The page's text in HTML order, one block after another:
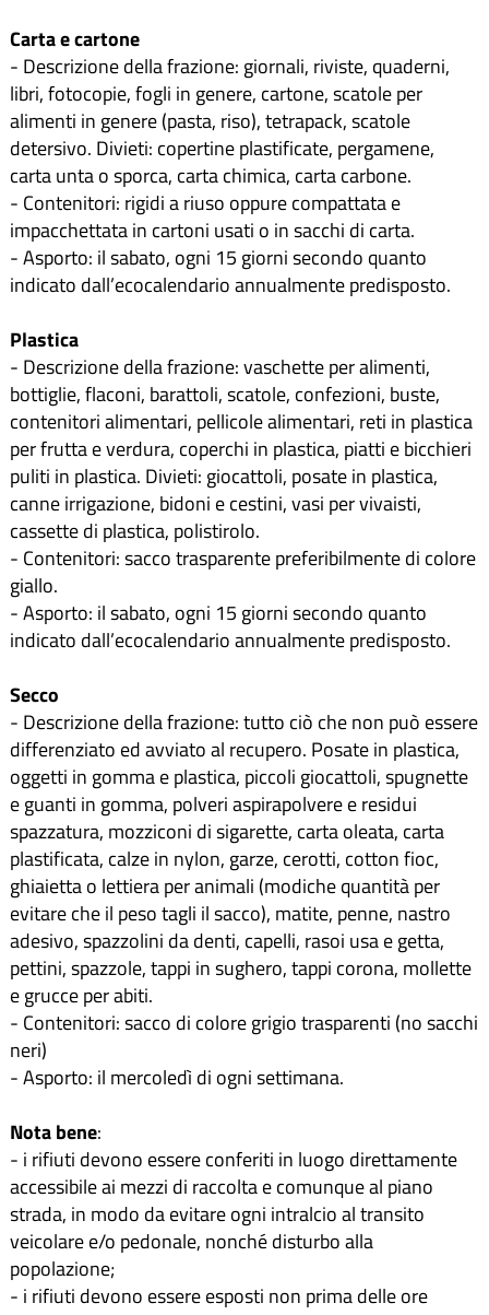
Carta e cartone
- Descrizione della frazione: giornali, riviste, quaderni,
libri, fotocopie, fogli in genere, cartone, scatole per
alimenti in genere (pasta, riso), tetrapack, scatole
detersivo. Divieti: copertine plastificate, pergamene,
carta unta o sporca, carta chimica, carta carbone.
- Contenitori: rigidi a riuso oppure compattata e
impacchettata in cartoni usati o in sacchi di carta.
- Asporto: il sabato, ogni 15 giorni secondo quanto
indicato dall’ecocalendario annualmente predisposto.
Plastica
- Descrizione della frazione: vaschette per alimenti,
bottiglie, flaconi, barattoli, scatole, confezioni, buste,
contenitori alimentari, pellicole alimentari, reti in plastica
per frutta e verdura, coperchi in plastica, piatti e bicchieri
puliti in plastica. Divieti: giocattoli, posate in plastica,
canne irrigazione, bidoni e cestini, vasi per vivaisti,
cassette di plastica, polistirolo.
- Contenitori: sacco trasparente preferibilmente di colore
giallo.
- Asporto: il sabato, ogni 15 giorni secondo quanto
indicato dall’ecocalendario annualmente predisposto.
Secco
- Descrizione della frazione: tutto ciò che non può essere
differenziato ed avviato al recupero. Posate in plastica,
oggetti in gomma e plastica, piccoli giocattoli, spugnette
e guanti in gomma, polveri aspirapolvere e residui
spazzatura, mozziconi di sigarette, carta oleata, carta
plastificata, calze in nylon, garze, cerotti, cotton fioc,
ghiaietta o lettiera per animali (modiche quantità per
evitare che il peso tagli il sacco), matite, penne, nastro
adesivo, spazzolini da denti, capelli, rasoi usa e getta,
pettini, spazzole, tappi in sughero, tappi corona, mollette
e grucce per abiti.
- Contenitori: sacco di colore grigio trasparenti (no sacchi
neri)
- Asporto: il mercoledì di ogni settimana.
Nota bene:
- i rifiuti devono essere conferiti in luogo direttamente
accessibile ai mezzi di raccolta e comunque al piano
strada, in modo da evitare ogni intralcio al transito
veicolare e/o pedonale, nonché disturbo alla
popolazione;
- i rifiuti devono essere esposti non prima delle ore